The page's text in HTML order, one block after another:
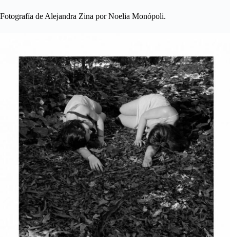
Fotografía de Alejandra Zina por Noelia Monópoli.